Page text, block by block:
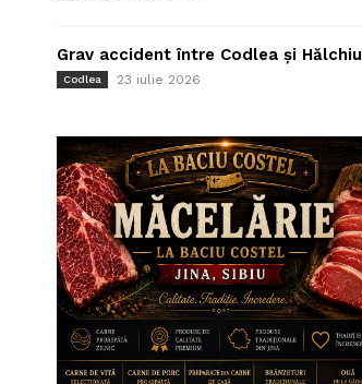
Grav accident între Codlea și Hălchiu
Codlea 23 iulie 2026